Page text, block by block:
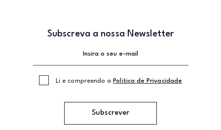
Subscreva a nossa Newsletter
Li e compreendo a Politica de Privacidade
Subscrever